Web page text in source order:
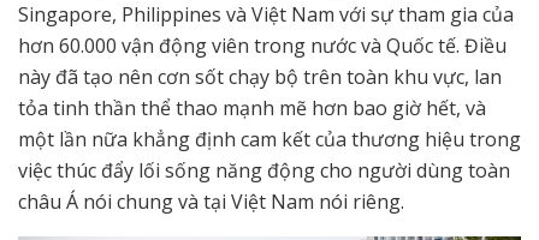
Singapore, Philippines và Việt Nam với sự tham gia của
hơn 60.000 vận động viên trong nước và Quốc tế. Điều
này đã tạo nên cơn sốt chạy bộ trên toàn khu vực, lan
tỏa tinh thần thể thao mạnh mẽ hơn bao giờ hết, và
một lần nữa khẳng định cam kết của thương hiệu trong
việc thúc đẩy lối sống năng động cho người dùng toàn
châu Á nói chung và tại Việt Nam nói riêng.